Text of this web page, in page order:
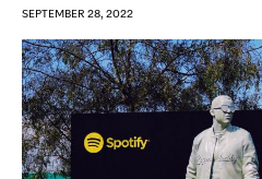
SEPTEMBER 28, 2022